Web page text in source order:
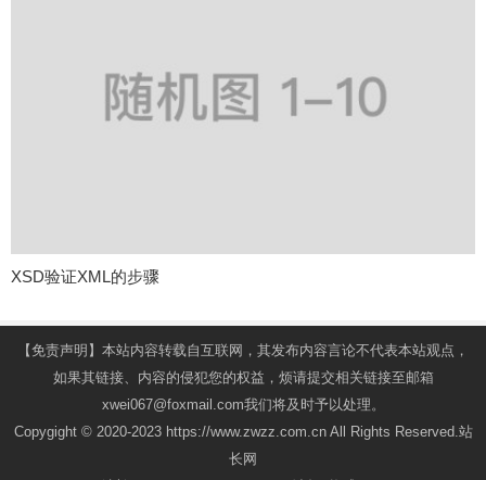
XSD验证XML的步骤
【免责声明】本站内容转载自互联网，其发布内容言论不代表本站观点，
如果其链接、内容的侵犯您的权益，烦请提交相关链接至邮箱
xwei067@foxmail.com我们将及时予以处理。
Copygight © 2020-2023 https://www.zwzz.com.cn All Rights Reserved.站
长网